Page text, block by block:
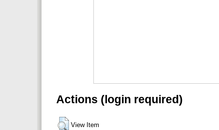
Actions (login required)
View Item